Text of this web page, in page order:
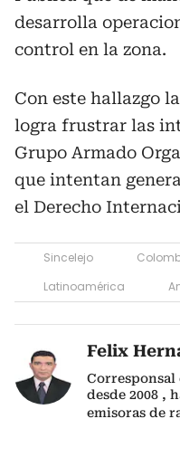
desarrolla
control en la zona.
Con este hallazgo
logra frustrar las
Grupo Armado
que intentan
el Derecho
Sincelejo
Latinoamérica
Felix
Corresponsal
desde 2008 ,
emisoras de